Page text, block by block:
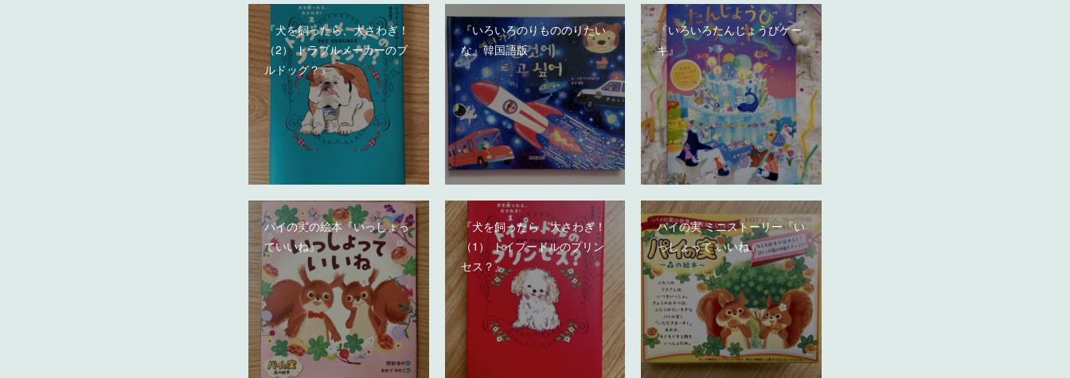
『犬を飼ったら、大さわぎ！
（2） トラブルメーカーのブ
ルドッグ？』
『いろいろのりもののりたい
な』韓国語版
『いろいろたんじょうびケー
キ』
パイの実の絵本『いっしょっ
ていいね』
『犬を飼ったら、大さわぎ！
（1） トイプードルのプリン
セス？』
パイの実 ミニストーリー『い
っしょって いいね』